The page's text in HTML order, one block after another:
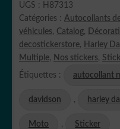
UGS :
H87313
Catégories : Autocollants
véhicules, Catalog,
decostickerstore, Harley
Multiple, Nos stickers,
Étiquettes : autocollant
davidson , harley
Moto , Sticker